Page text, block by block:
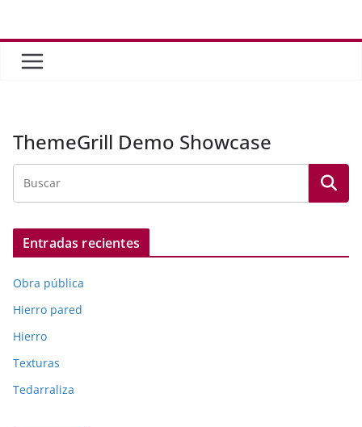
contenido
ThemeGrill Demo Showcase
Entradas recientes
Obra pública
Hierro pared
Hierro
Texturas
Tedarraliza